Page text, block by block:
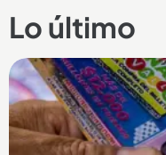
Lo último